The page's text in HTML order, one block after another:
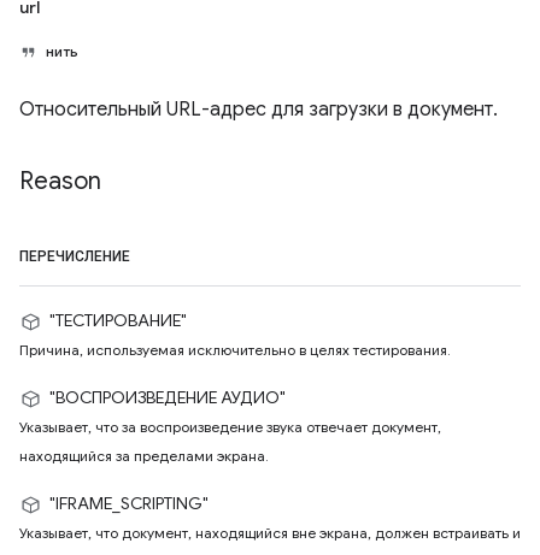
url
нить
Относительный URL-адрес для загрузки в документ.
Reason
ПЕРЕЧИСЛЕНИЕ
"ТЕСТИРОВАНИЕ"
Причина, используемая исключительно в целях тестирования.
"ВОСПРОИЗВЕДЕНИЕ АУДИО"
Указывает, что за воспроизведение звука отвечает документ,
находящийся за пределами экрана.
"IFRAME_SCRIPTING"
Указывает, что документ, находящийся вне экрана, должен встраивать и